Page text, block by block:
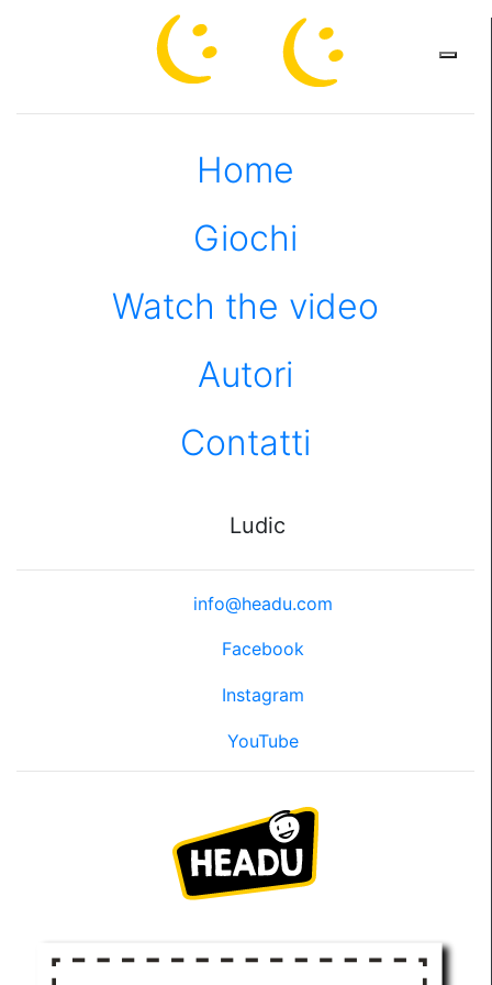
Home
Giochi
Watch the video
Autori
Contatti
Ludic
info@headu.com
Facebook
Instagram
YouTube